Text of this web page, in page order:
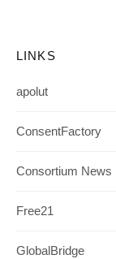
LINKS
apolut
ConsentFactory
Consortium News
Free21
GlobalBridge